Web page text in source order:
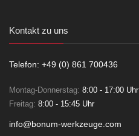
Kontakt zu uns
Telefon: +49 (0) 861 700436
Montag-Donnerstag: 8:00 - 17:00 Uhr
Freitag: 8:00 - 15:45 Uhr
info@bonum-werkzeuge.com